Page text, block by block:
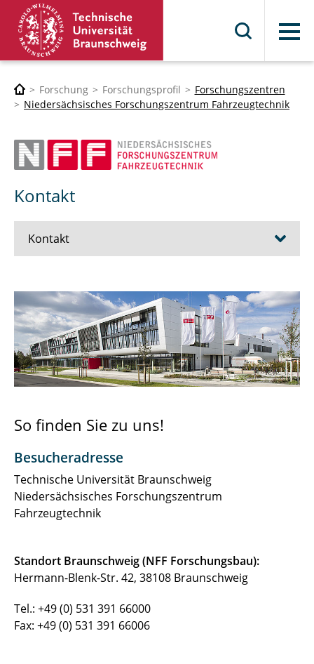
Menü
Forschung Forschungsprofil
Forschungszentren
Niedersächsisches Forschungszentrum Fahrzeugtechnik
Kontakt
Kontakt
KoordinatorInnen NFF-Forschungsfelder
↩ Zurück zur Startseite
So finden Sie zu uns!
Besucheradresse
Technische Universität Braunschweig
Niedersächsisches Forschungszentrum
Fahrzeugtechnik
Standort Braunschweig (NFF Forschungsbau):
Hermann-Blenk-Str. 42, 38108 Braunschweig
Tel.: +49 (0) 531 391 66000
Fax: +49 (0) 531 391 66006